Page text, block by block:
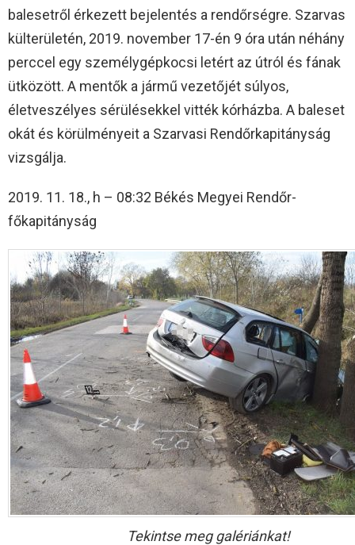
balesetről érkezett bejelentés a rendőrségre. Szarvas
külterületén, 2019. november 17-én 9 óra után néhány
perccel egy személygépkocsi letért az útról és fának
ütközött. A mentők a jármű vezetőjét súlyos,
életveszélyes sérülésekkel vitték kórházba. A baleset
okát és körülményeit a Szarvasi Rendőrkapitányság
vizsgálja.
2019. 11. 18., h – 08:32 Békés Megyei Rendőr-
főkapitányság
Tekintse meg galériánkat!